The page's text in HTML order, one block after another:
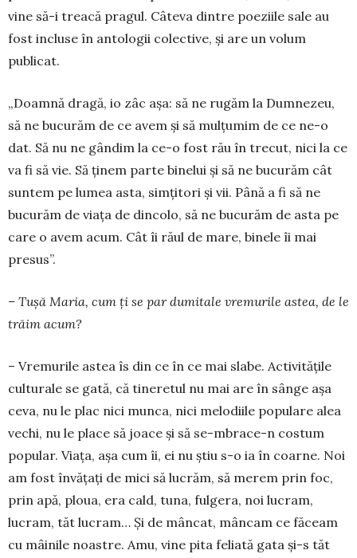
vine să-i treacă pra­gul. Câteva dintre po­e­ziile sale au
fost in­cluse în antolo­gii co­lec­tive, și are un vo­lum
publicat.
„Doamnă dragă, io zâc așa: să ne ru­găm la Dumnezeu,
să ne bucurăm de ce a­vem și să mulțumim de ce ne-o
dat. Să nu ne gândim la ce-o fost rău în trecut, nici la ce
va fi să vie. Să ținem parte binelui și să ne bucurăm cât
suntem pe lumea asta, simțitori și vii. Până a fi să ne
bucu­răm de viața de dincolo, să ne bucu­răm de asta pe
care o avem acum. Cât îi răul de mare, binele îi mai
presus”.
– Tușă Maria, cum ți se par dumitale vre­murile astea, de le
trăim acum?
– Vremurile astea îs din ce în ce mai slabe. Ac­tivitățile
culturale se gată, că tineretul nu mai are în sânge așa
ceva, nu le plac nici munca, nici melodiile populare alea
vechi, nu le place să joace și să se-mbrace-n costum
popular. Viața, așa cum îi, ei nu știu s-o ia în coarne. Noi
am fost învățați de mici să lucrăm, să merem prin foc,
prin apă, ploua, era cald, tuna, fulgera, noi lu­cram,
lucram, tăt lucram… Și de mâncat, mâncam ce făceam
cu mâinile noastre. Amu, vine pita feliată gata și-s tăt